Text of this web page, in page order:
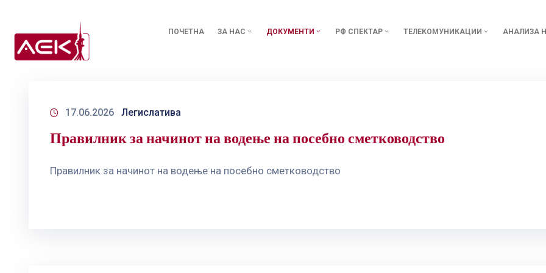
ПОЧЕТНА ЗА НАС ДОКУМЕНТИ РФ СПЕКТАР ТЕЛЕКОМУНИКАЦИИ АНАЛИЗА
17.06.2026 Легислатива
Правилник за начинот на водење на посебно сметководство
Правилник за начинот на водење на посебно сметководство